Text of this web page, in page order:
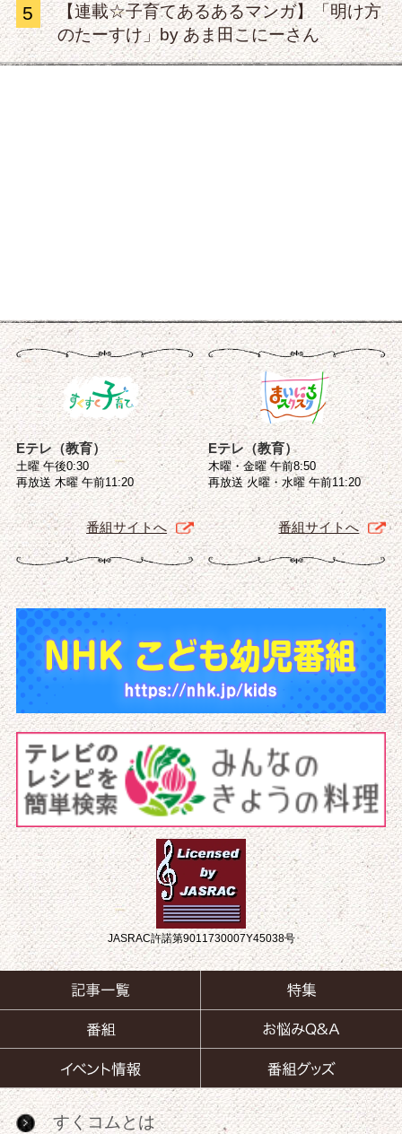
5
【連載☆子育てあるあるマンガ】「明け方
のたーすけ」by あま田こにーさん
Eテレ（教育）
土曜 午後0:30
再放送 木曜 午前11:20
番組サイトへ
Eテレ（教育）
木曜・金曜 午前8:50
再放送 火曜・水曜 午前11:20
番組サイトへ
JASRAC許諾第9011730007Y45038号
すくコムとは